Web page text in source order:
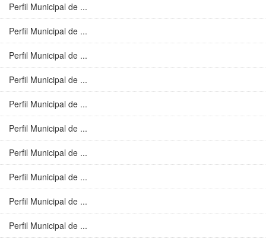
Perfil Municipal de ...
Perfil Municipal de ...
Perfil Municipal de ...
Perfil Municipal de ...
Perfil Municipal de ...
Perfil Municipal de ...
Perfil Municipal de ...
Perfil Municipal de ...
Perfil Municipal de ...
Perfil Municipal de ...